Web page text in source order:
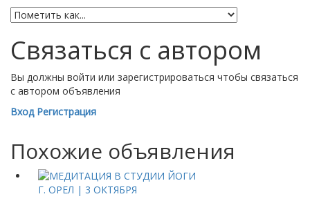
Связаться с автором
Вы должны войти или зарегистрироваться чтобы связаться
с автором объявления
Вход Регистрация
Похожие объявления